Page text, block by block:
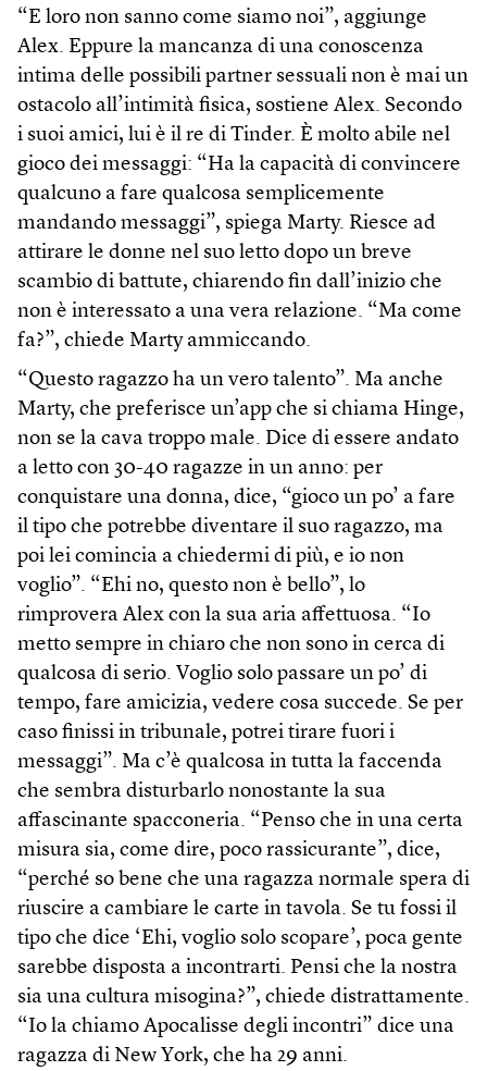
“E loro non sanno come siamo noi”, aggiunge
Alex. Eppure la mancanza di una conoscenza
intima delle possibili partner sessuali non è mai un
ostacolo all’intimità fisica, sostiene Alex. Secondo
i suoi amici, lui è il re di Tinder. È molto abile nel
gioco dei messaggi: “Ha la capacità di convincere
qualcuno a fare qualcosa semplicemente
mandando messaggi”, spiega Marty. Riesce ad
attirare le donne nel suo letto dopo un breve
scambio di battute, chiarendo fin dall’inizio che
non è interessato a una vera relazione. “Ma come
fa?”, chiede Marty ammiccando.
“Questo ragazzo ha un vero talento”. Ma anche
Marty, che preferisce un’app che si chiama Hinge,
non se la cava troppo male. Dice di essere andato
a letto con 30-40 ragazze in un anno: per
conquistare una donna, dice, “gioco un po’ a fare
il tipo che potrebbe diventare il suo ragazzo, ma
poi lei comincia a chiedermi di più, e io non
voglio”. “Ehi no, questo non è bello”, lo
rimprovera Alex con la sua aria affettuosa. “Io
metto sempre in chiaro che non sono in cerca di
qualcosa di serio. Voglio solo passare un po’ di
tempo, fare amicizia, vedere cosa succede. Se per
caso finissi in tribunale, potrei tirare fuori i
messaggi”. Ma c’è qualcosa in tutta la faccenda
che sembra disturbarlo nonostante la sua
affascinante spacconeria. “Penso che in una certa
misura sia, come dire, poco rassicurante”, dice,
“perché so bene che una ragazza normale spera di
riuscire a cambiare le carte in tavola. Se tu fossi il
tipo che dice ‘Ehi, voglio solo scopare’, poca gente
sarebbe disposta a incontrarti. Pensi che la nostra
sia una cultura misogina?”, chiede distrattamente.
“Io la chiamo Apocalisse degli incontri” dice una
ragazza di New York, che ha 29 anni.